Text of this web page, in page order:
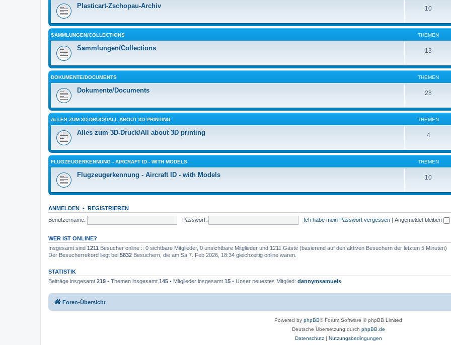
Plasticart-Zschopau-Archiv 10
SAMMLUNGEN/COLLECTIONS THEMEN
Sammlungen/Collections 13
DOKUMENTE/DOCUMENTS THEMEN
Dokumente/Documents 28
ALLES ZUM 3D-DRUCK/ALL ABOUT 3D PRINTING THEMEN
Alles zum 3D-Druck/All about 3D printing 4
FLUGZEUGERKENNUNG - AIRCRAFT ID - WITH MODELS THEMEN
Flugzeugerkennung - Aircraft ID - with Models 10
ANMELDEN • REGISTRIEREN
Benutzername:
Passwort: Ich habe mein Passwort vergessen | Angemeldet bleiben
WER IST ONLINE?
Insgesamt sind 1211 Besucher online :: 0 sichtbare Mitglieder, 0 unsichtbare Mitglieder und 1211 Gäste (basierend auf den aktiven Besuchern der letzten 5 Minuten)
Der Besucherrekord liegt bei 5832 Besuchern, die am Sa 7. Feb 2026, 18:34 gleichzeitig online waren.
STATISTIK
Beiträge insgesamt 219 • Themen insgesamt 145 • Mitglieder insgesamt 15 • Unser neuestes Mitglied: dannymsamuels
Foren-Übersicht
Powered by phpBB® Forum Software © phpBB Limited
Deutsche Übersetzung durch phpBB.de
Datenschutz| Nutzungsbedingungen